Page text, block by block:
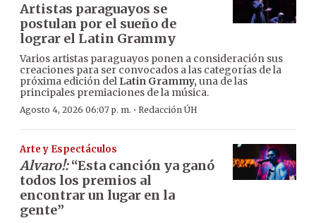
Artistas paraguayos se
postulan por el sueño de
lograr el Latin Grammy
Varios artistas paraguayos ponen a consideración sus
creaciones para ser convocados a las categorías de la
próxima edición del Latin Grammy, una de las
principales premiaciones de la música.
Agosto 4, 2026 06:07 p. m. · Redacción ÚH
Arte y Espectáculos
Alvaro!:“Esta canción ya ganó
todos los premios al
encontrar un lugar en la
gente”